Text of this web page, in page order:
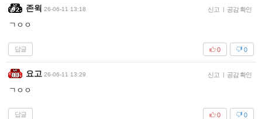
존윅 26-06-11 13:18 신고 | 공감 확인
ㄱㅇㅇ
답글 0
0
요고 26-06-11 13:29 신고 | 공감 확인
ㄱㅇㅇ
답글 0
0